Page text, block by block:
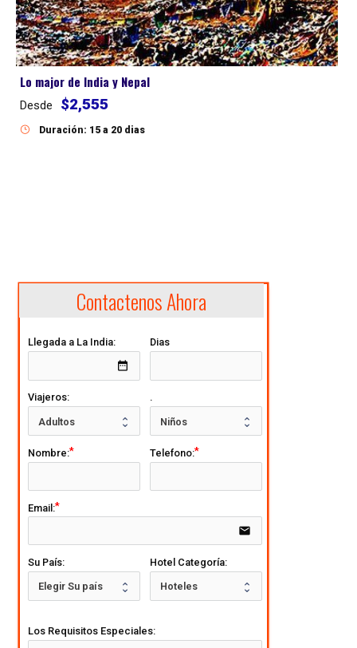
Lo major de India y Nepal
Desde $2,555
Duración: 15 a 20 dias
Contactenos Ahora
Llegada a La India:
date_range
Dias
Viajeros: .
Nombre: Telefono:
Email:
email
Su País: Hotel Categoría:
Los Requisitos Especiales: